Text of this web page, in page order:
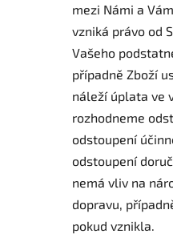
mezi Námi a
vzniká právo od
Vašeho
případně Zboží
náleží úplata ve
rozhodneme
odstoupení
odstoupení
nemá vliv na
dopravu,
pokud vznikla.